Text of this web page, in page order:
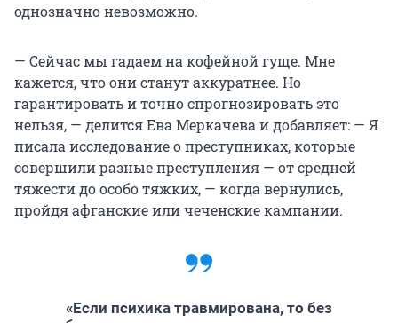
однозначно невозможно.
— Сейчас мы гадаем на кофейной гуще. Мне
кажется, что они станут аккуратнее. Но
гарантировать и точно спрогнозировать это
нельзя, — делится Ева Меркачева и добавляет: — Я
писала исследование о преступниках, которые
совершили разные преступления — от средней
тяжести до особо тяжких, — когда вернулись,
пройдя афганские или чеченские кампании.
«Если психика травмирована, то без